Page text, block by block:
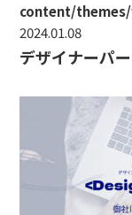
content/
2024.01.08
デザイナーパ